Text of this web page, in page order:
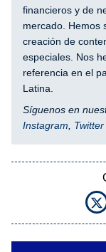
financieros y de
mercado. Hemos
creación de
especiales. Nos
referencia en el
Latina.
Síguenos en
Instagram
Twitter